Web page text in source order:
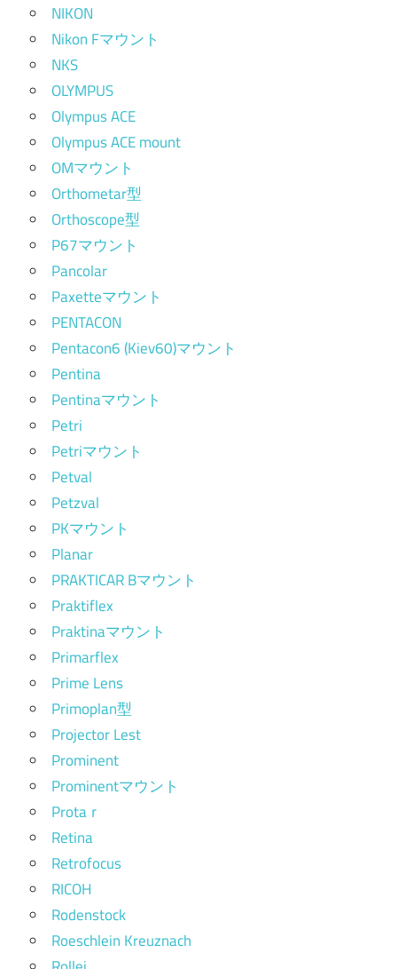
NIKON
Nikon Fマウント
NKS
OLYMPUS
Olympus ACE
Olympus ACE mount
OMマウント
Orthometar型
Orthoscope型
P67マウント
Pancolar
Paxetteマウント
PENTACON
Pentacon6 (Kiev60)マウント
Pentina
Pentinaマウント
Petri
Petriマウント
Petval
Petzval
PKマウント
Planar
PRAKTICAR Bマウント
Praktiflex
Praktinaマウント
Primarflex
Prime Lens
Primoplan型
Projector Lest
Prominent
Prominentマウント
Protaｒ
Retina
Retrofocus
RICOH
Rodenstock
Roeschlein Kreuznach